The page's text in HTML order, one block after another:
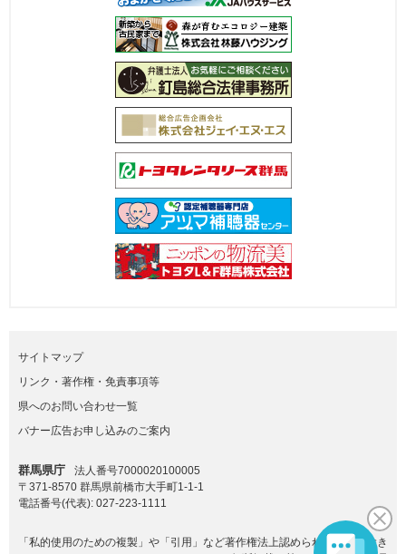
サイトマップ
リンク・著作権・免責事項等
県へのお問い合わせ一覧
バナー広告お申し込みのご案内
群馬県庁
法人番号7000020100005
〒371-8570 群馬県前橋市大手町1-1-1
電話番号(代表): 027-223-1111
「私的使用のための複製」や「引用」など著作権法上認められた場合を除き